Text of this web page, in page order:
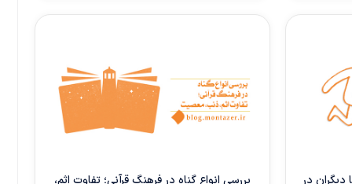
در
بررسی انواع گناه در فرهنگ قرآنی؛ تفاوت اثم،